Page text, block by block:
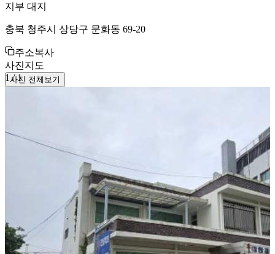
지부 대지
충북 청주시 상당구 문화동 69-20
주소복사
사진지도
1 /1
사진 전체보기